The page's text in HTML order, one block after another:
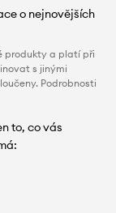
o nejnovějších
produkty a platí při
s jinými
Podrobnosti
to, co vás